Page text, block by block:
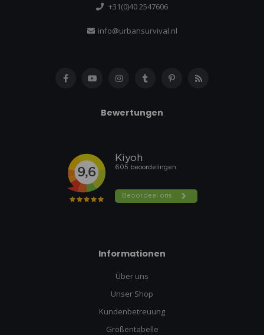
+31(0)40 2547606
info@urbansurvival.nl
Bewertungen
Informationen
Über uns
Unser Shop
Kundenbetreuung
Größentabelle